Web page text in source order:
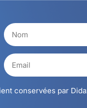
conservées par